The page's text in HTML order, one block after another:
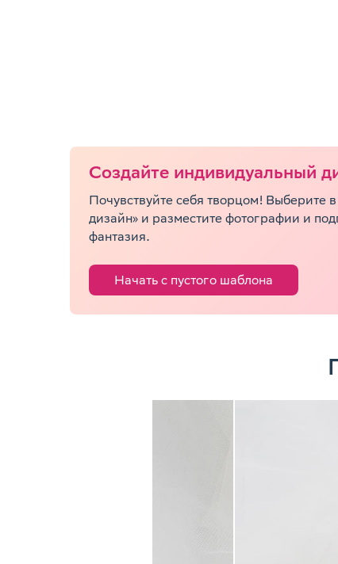
Cоздайте индивидуальный
Почувствуйте себя творцом! Выберите
дизайн» и разместите фотографии и
фантазия.
Начать с пустого шаблона